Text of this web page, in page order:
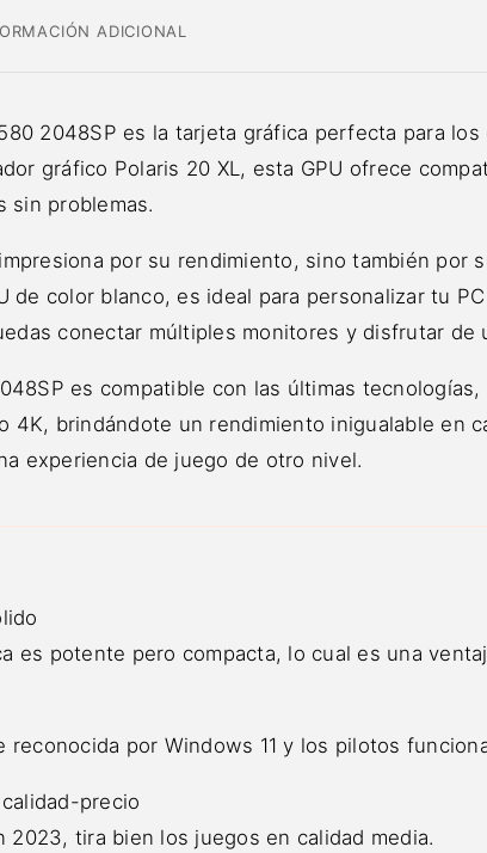
ADICIONAL
2048SP es la tarjeta gráfica perfecta para
gráfico Polaris 20 XL, esta GPU ofrece
sin problemas.
por su rendimiento, sino también por
de color blanco, es ideal para personalizar tu
conectar múltiples monitores y disfrutar
es compatible con las últimas
4K, brindándote un rendimiento inigualable en
experiencia de juego de otro nivel.
es potente pero compacta, lo cual es una
reconocida por Windows 11 y los pilotos
precio
2023, tira bien los juegos en calidad media.